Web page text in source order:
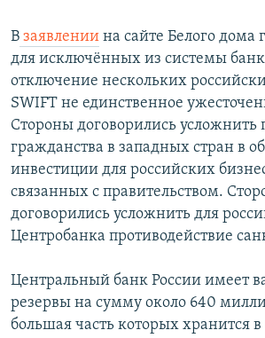
В заявлении на сайте Белого дома
для исключённых из системы
отключение нескольких
SWIFT не единственное
Стороны договорились усложнить
гражданства в западных стран в
инвестиции для российских
связанных с правительством.
договорились усложнить для
Центробанка противодействие
Центральный банк России имеет
резервы на сумму около 640
большая часть которых хранится